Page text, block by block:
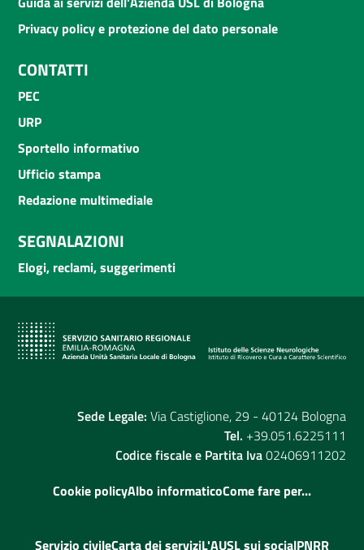
Privacy policy e protezione del dato personale
CONTATTI
PEC
URP
Sportello informativo
Ufficio stampa
Redazione multimediale
SEGNALAZIONI
Elogi, reclami, suggerimenti
Sede Legale: Via Castiglione, 29 - 40124 Bologna
Tel. +39.051.6225111
Codice fiscale e Partita Iva02406911202
Cookie policyAlbo informaticoCome fare per...
Servizio civileCarta dei serviziL'AUSL sui socialPNRR